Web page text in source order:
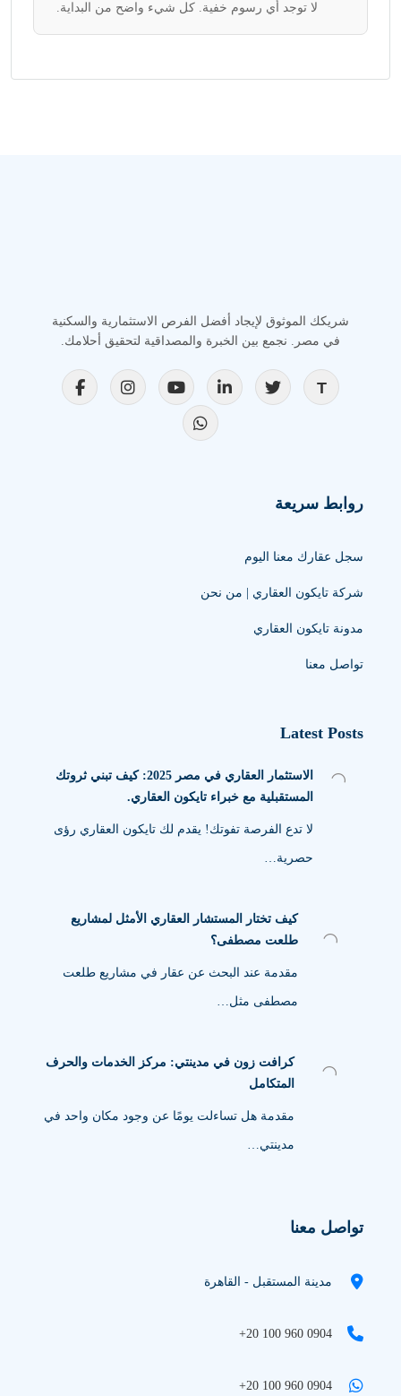
لا توجد أي رسوم خفية. كل شيء واضح من البداية.
شريكك الموثوق لإيجاد أفضل الفرص الاستثمارية والسكنية
في مصر. نجمع بين الخبرة والمصداقية لتحقيق أحلامك.
روابط سريعة
سجل عقارك معنا اليوم
شركة تايكون العقاري | من نحن
مدونة تايكون العقاري
تواصل معنا
Latest Posts
الاستثمار العقاري في مصر 2025: كيف تبني ثروتك
المستقبلية مع خبراء تايكون العقاري.
لا تدع الفرصة تفوتك! يقدم لك تايكون العقاري رؤى
حصرية…
كيف تختار المستشار العقاري الأمثل لمشاريع
طلعت مصطفى؟
مقدمة عند البحث عن عقار في مشاريع طلعت
مصطفى مثل…
كرافت زون في مدينتي: مركز الخدمات والحرف
المتكامل
مقدمة هل تساءلت يومًا عن وجود مكان واحد في
مدينتي…
تواصل معنا
مدينة المستقبل - القاهرة
+20 100 960 0904
+20 100 960 0904